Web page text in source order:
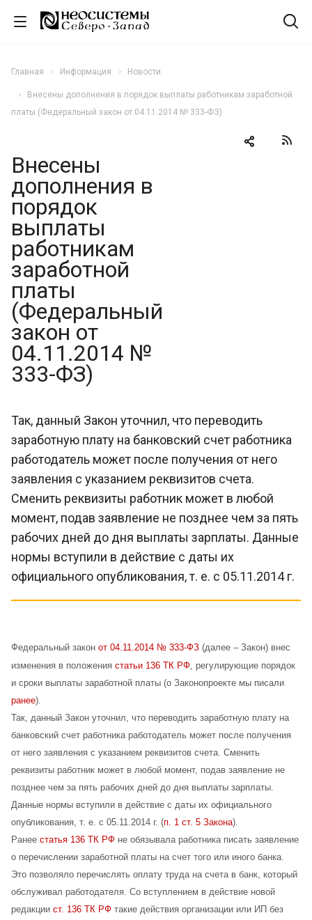
Главная Информация Новости
Внесены дополнения в порядок выплаты работникам заработной
платы (Федеральный закон от 04.11.2014 № 333-ФЗ)
Внесены
дополнения в
порядок
выплаты
работникам
заработной
платы
(Федеральный
закон от
04.11.2014 №
333-ФЗ)
Так, данный Закон уточнил, что переводить
заработную плату на банковский счет работника
работодатель может после получения от него
заявления с указанием реквизитов счета.
Сменить реквизиты работник может в любой
момент, подав заявление не позднее чем за пять
рабочих дней до дня выплаты зарплаты. Данные
нормы вступили в действие с даты их
официального опубликования, т. е. с 05.11.2014 г.
Федеральный закон от 04.11.2014 № 333-ФЗ (далее – Закон) внес
изменения в положения статьи 136 ТК РФ , регулирующие порядок
и сроки выплаты заработной платы (о Законопроекте мы писали
ранее).
Так, данный Закон уточнил, что переводить заработную плату на
банковский счет работника работодатель может после получения
от него заявления с указанием реквизитов счета. Сменить
реквизиты работник может в любой момент, подав заявление не
позднее чем за пять рабочих дней до дня выплаты зарплаты.
Данные нормы вступили в действие с даты их официального
опубликования, т. е. с 05.11.2014 г. (п. 1 ст. 5 Закона).
Ранее статья 136 ТК РФ не обязывала работника писать заявление
о перечислении заработной платы на счет того или иного банка.
Это позволяло перечислять оплату труда на счета в банк, который
обслуживал работодателя. Со вступлением в действие новой
редакции ст. 136 ТК РФ такие действия организации или ИП без